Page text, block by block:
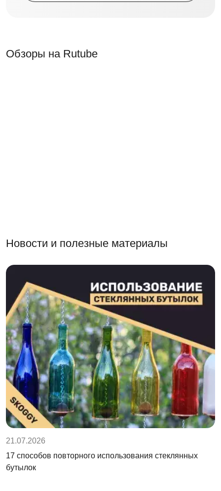
Обзоры на Rutube
Новости и полезные материалы
21.07.2026
17 способов повторного использования стеклянных
бутылок